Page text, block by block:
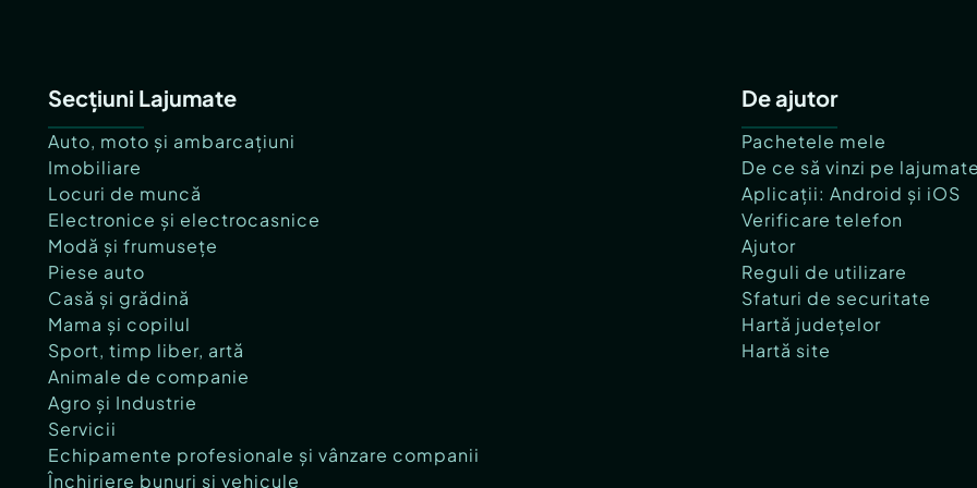
Secțiuni Lajumate
Auto, moto și ambarcațiuni
Imobiliare
Locuri de muncă
Electronice și electrocasnice
Modă și frumusețe
Piese auto
Casă și grădină
Mama și copilul
Sport, timp liber, artă
Animale de companie
Agro și Industrie
Servicii
Echipamente profesionale și vânzare companii
Închiriere bunuri și vehicule
De ajutor
Pachetele mele
De ce să vinzi pe
Aplicații: Android și iOS
Verificare telefon
Ajutor
Reguli de utilizare
Sfaturi de securitate
Hartă județelor
Hartă site